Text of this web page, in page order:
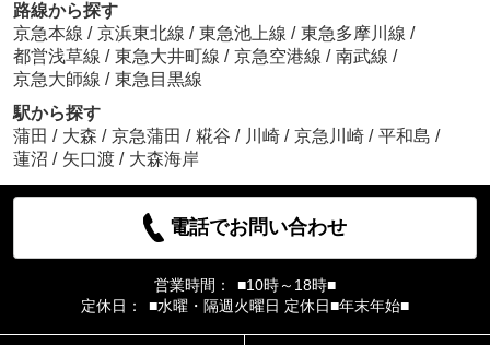
路線から探す
京急本線 / 京浜東北線 / 東急池上線 / 東急多摩川線 /
都営浅草線 / 東急大井町線 / 京急空港線 / 南武線 /
京急大師線 / 東急目黒線
駅から探す
蒲田 / 大森 / 京急蒲田 / 糀谷 / 川崎 / 京急川崎 / 平和島 /
蓮沼 / 矢口渡 / 大森海岸
電話でお問い合わせ
営業時間：
■10時～18時■
定休日：
■水曜・隔週火曜日 定休日■年末年始■